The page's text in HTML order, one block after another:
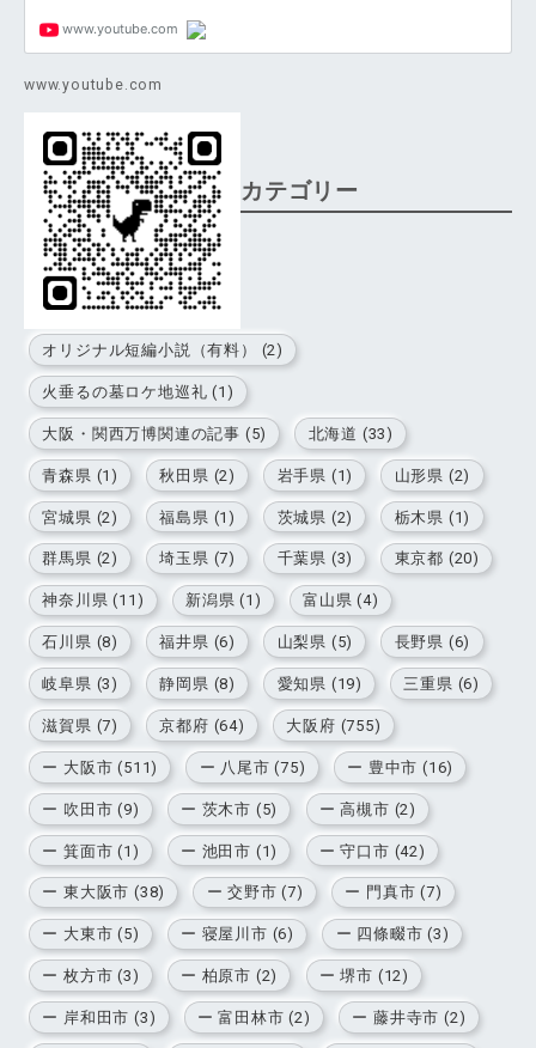
www.youtube.com
カテゴリー
オリジナル短編小説（有料） (2)
火垂るの墓ロケ地巡礼 (1)
大阪・関西万博関連の記事 (5) 北海道 (33)
青森県 (1) 秋田県 (2) 岩手県 (1) 山形県 (2)
宮城県 (2) 福島県 (1) 茨城県 (2) 栃木県 (1)
群馬県 (2) 埼玉県 (7) 千葉県 (3) 東京都 (20)
神奈川県 (11) 新潟県 (1) 富山県 (4)
石川県 (8) 福井県 (6) 山梨県 (5) 長野県 (6)
岐阜県 (3) 静岡県 (8) 愛知県 (19) 三重県 (6)
滋賀県 (7) 京都府 (64) 大阪府 (755)
ー 大阪市 (511) ー 八尾市 (75) ー 豊中市 (16)
ー 吹田市 (9) ー 茨木市 (5) ー 高槻市 (2)
ー 箕面市 (1) ー 池田市 (1) ー 守口市 (42)
ー 東大阪市 (38) ー 交野市 (7) ー 門真市 (7)
ー 大東市 (5) ー 寝屋川市 (6) ー 四條畷市 (3)
ー 枚方市 (3) ー 柏原市 (2) ー 堺市 (12)
ー 岸和田市 (3) ー 富田林市 (2) ー 藤井寺市 (2)